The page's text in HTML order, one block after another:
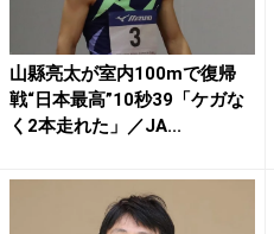
山縣亮太が室内100mで復帰
戦“日本最高”10秒39「ケガな
く2本走れた」／JA...